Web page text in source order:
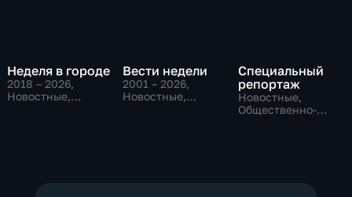
Неделя в городе
2018 – 2026,
Новостные,
Вести недели
2001 – 2026,
Новостные,
Специальный
репортаж
Новостные,
Общественно-